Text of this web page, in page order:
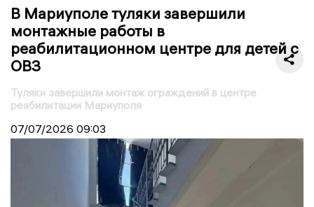
В Мариуполе туляки завершили
монтажные работы в
реабилитационном центре для детей с
ОВЗ
Туляки завершили монтаж ограждений в центре
реабилитации Мариуполя
07/07/2026 09:03